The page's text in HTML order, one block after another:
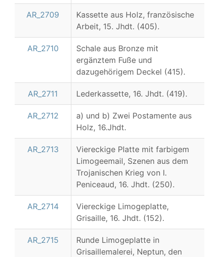
AR_2709
Kassette aus Holz, französische
Arbeit, 15. Jhdt. (405).
AR_2710
Schale aus Bronze mit
ergänztem Fuße und
dazugehörigem Deckel (415).
AR_2711 Lederkassette, 16. Jhdt. (419).
AR_2712
a) und b) Zwei Postamente aus
Holz, 16.Jhdt.
AR_2713
Viereckige Platte mit farbigem
Limogeemail, Szenen aus dem
Trojanischen Krieg von I.
Peniceaud, 16. Jhdt. (250).
AR_2714
Viereckige Limogeplatte,
Grisaille, 16. Jhdt. (152).
AR_2715
Runde Limogeplatte in
Grisaillemalerei, Neptun, den